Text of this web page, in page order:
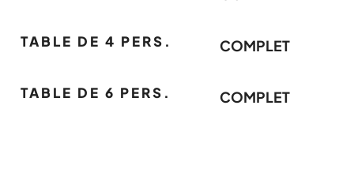
TABLE DE 4 PERS. COMPLET
TABLE DE 6 PERS. COMPLET